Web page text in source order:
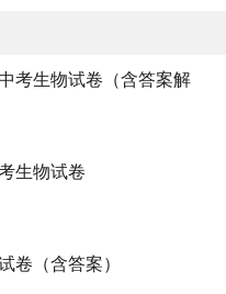
考生物试卷（含答案解
生物试卷
卷（含答案）